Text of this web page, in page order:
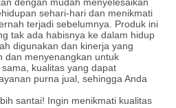
dengan mudah menyelesaikan
sehari-hari dan menikmati
terjadi sebelumnya. Produk ini
tak ada habisnya ke dalam hidup
digunakan dan kinerja yang
dan menyenangkan untuk
kualitas yang dapat
purna jual, sehingga Anda
santai! Ingin menikmati kualitas